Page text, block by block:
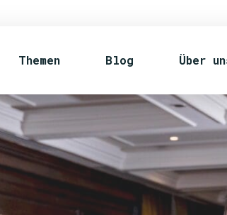
Themen Blog Über